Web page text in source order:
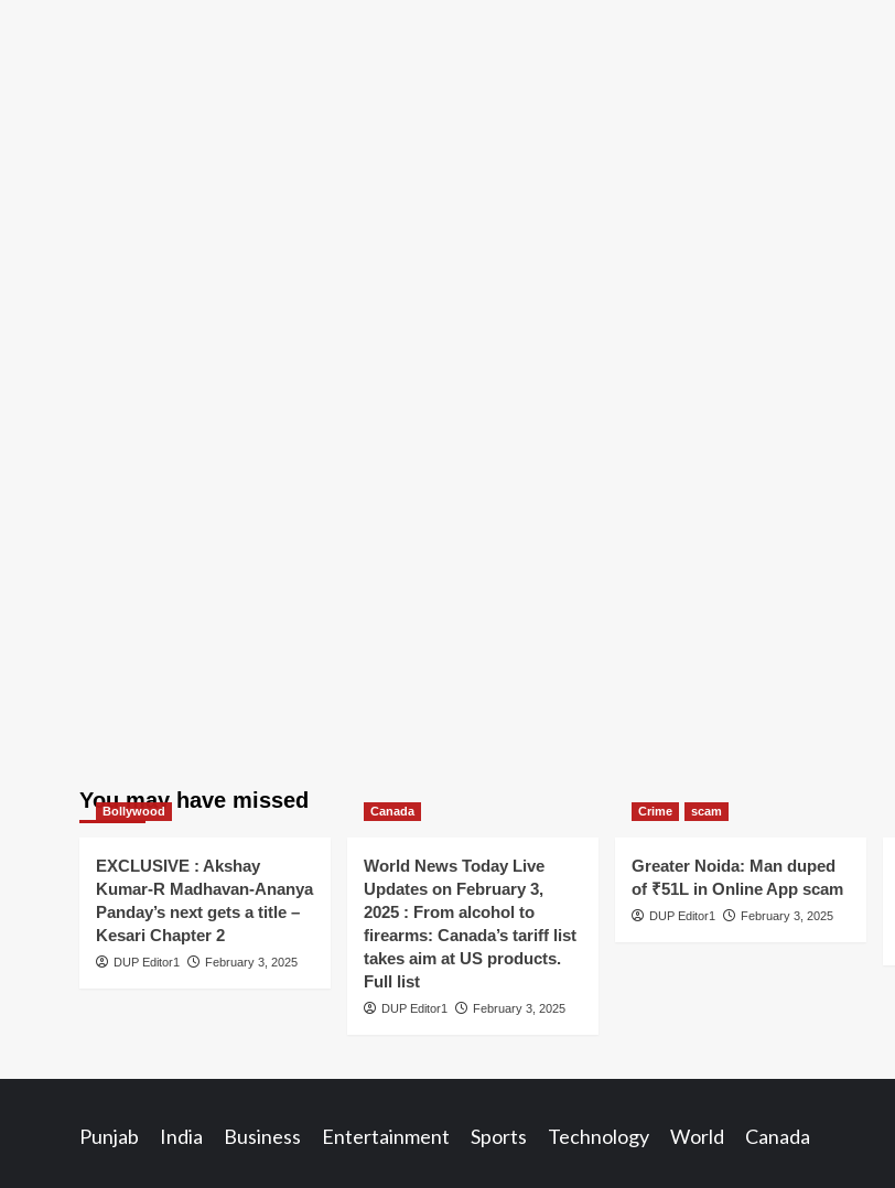
You may have missed
Bollywood
EXCLUSIVE : Akshay
Kumar-R Madhavan-Ananya
Panday’s next gets a title –
Kesari Chapter 2
DUP Editor1 February 3, 2025
Canada
World News Today Live
Updates on February 3,
2025 : From alcohol to
firearms: Canada’s tariff list
takes aim at US products.
Full list
DUP Editor1 February 3, 2025
Crime scam
Greater Noida: Man duped
of ₹51L in Online App scam
DUP Editor1 February 3, 2025
Punjab India Business Entertainment Sports Technology World Canada